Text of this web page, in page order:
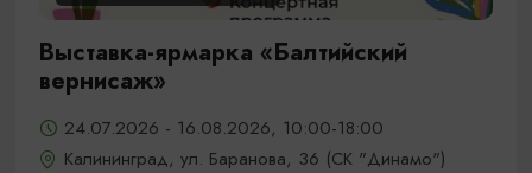
Выставка-ярмарка «Балтийский
вернисаж»
24.07.2026 - 16.08.2026, 10:00-18:00
Калининград, ул. Баранова, 36 (СК "Динамо")